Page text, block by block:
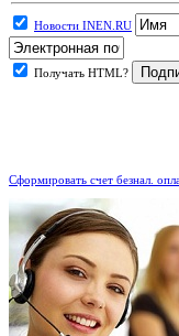
Новости INEN.RU
Получать HTML?
Сформировать счет безнал.